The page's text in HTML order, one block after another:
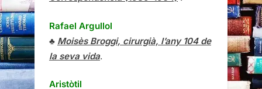
Rafael Argullol
♣ Moisès Broggi, cirurgià, l’any 104 de
la seva vida.
Aristòtil